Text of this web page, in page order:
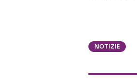
NOTIZIE